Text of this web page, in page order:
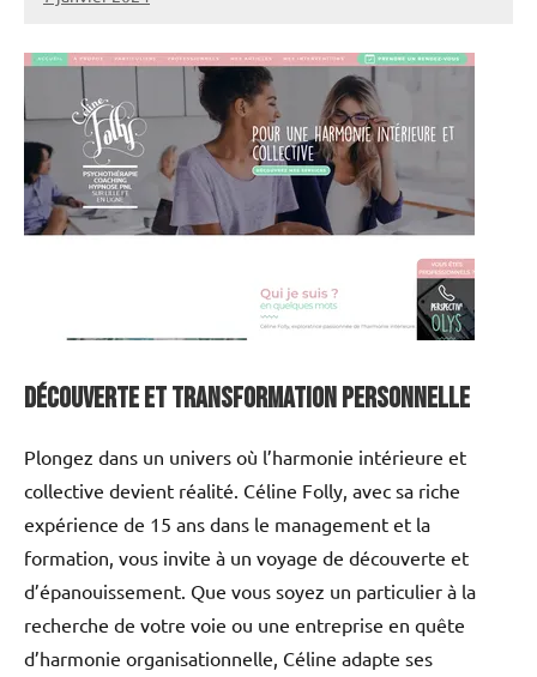
annuairecoaching
Découverte et Transformation Personnelle
Plongez dans un univers où l’harmonie intérieure et
collective devient réalité. Céline Folly, avec sa riche
expérience de 15 ans dans le management et la
formation, vous invite à un voyage de découverte et
d’épanouissement. Que vous soyez un particulier à la
recherche de votre voie ou une entreprise en quête
d’harmonie organisationnelle, Céline adapte ses